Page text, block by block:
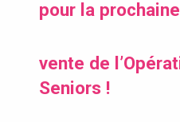
pour la prochaine
vente de
Seniors !